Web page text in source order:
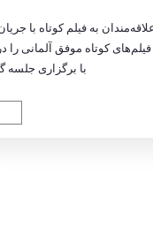
به فیلم کوتاه با
کوتاه موفق آلمانی
با برگزاری جلسه